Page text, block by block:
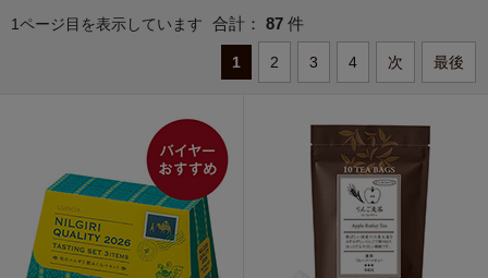
1ページ目を表示しています 合計： 87 件
1 2 3 4 次 最後